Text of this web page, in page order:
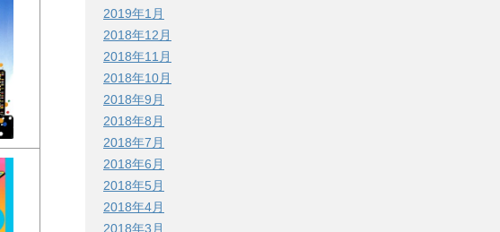
2019年1月
2018年12月
2018年11月
2018年10月
2018年9月
2018年8月
2018年7月
2018年6月
2018年5月
2018年4月
2018年3月